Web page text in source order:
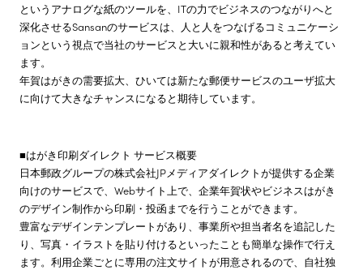
というアナログな紙のツールを、ITの力でビジネスのつながりへと
深化させるSansanのサービスは、人と人をつなげるコミュニケーシ
ョンという視点で当社のサービスと大いに親和性があると考えてい
ます。
年賀はがきの需要拡大、ひいては新たな郵便サービスのユーザ拡大
に向けて大きなチャンスになると期待しています。
■はがき印刷ダイレクト サービス概要
日本郵政グループの株式会社JPメディアダイレクトが提供する企業
向けのサービスで、Webサイト上で、企業年賀状やビジネスはがき
のデザイン制作から印刷・投函までを行うことができます。
豊富なデザインテンプレートがあり、事業所や担当者名を追記した
り、写真・イラストを貼り付けるといったことも簡単な操作で行え
ます。利用企業ごとに専用の注文サイトが用意されるので、自社独